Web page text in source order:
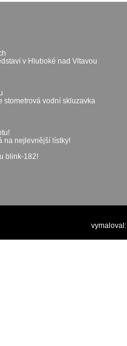
v Hluboké nad Vltavou
stometrová vodní skluzavka
na nejlevnější lístky!
blink-182!
vymaloval: